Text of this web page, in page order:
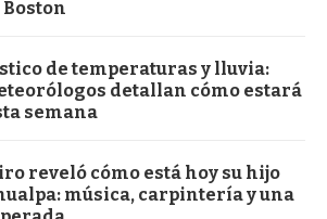
de temperaturas y lluvia:
detallan cómo estará
semana
reveló cómo está hoy su hijo
música, carpintería y una